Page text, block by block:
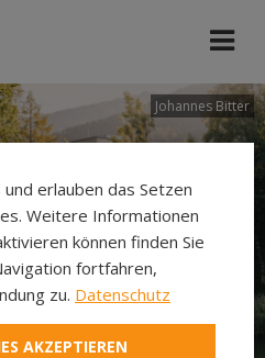
Johannes Bitter
erlauben das Setzen
Weitere Informationen
können finden Sie
fortfahren,
zu. Datenschutz
AKZEPTIEREN